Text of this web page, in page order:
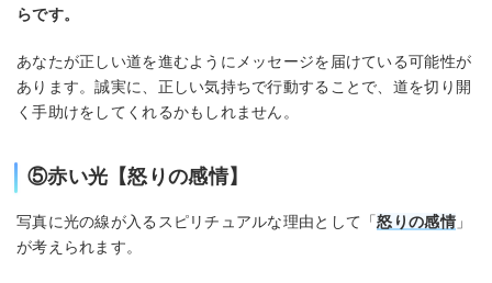
らです。
あなたが正しい道を進むようにメッセージを届けている可能性が
あります。誠実に、正しい気持ちで行動することで、道を切り開
く手助けをしてくれるかもしれません。
⑤赤い光【怒りの感情】
写真に光の線が入るスピリチュアルな理由として「怒りの感情」
が考えられます。